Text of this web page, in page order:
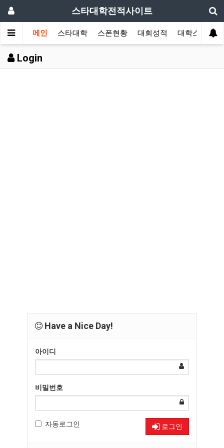
스타대학전적사이트
메인 스타대학 스폰현황 대회성적 대학스토리
Login
Have a Nice Day!
아이디
비밀번호
자동로그인 로그인